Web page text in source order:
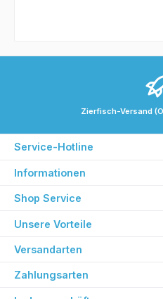
Zierfisch-Versand
Service-Hotline
Informationen
Shop Service
Unsere Vorteile
Versandarten
Zahlungsarten